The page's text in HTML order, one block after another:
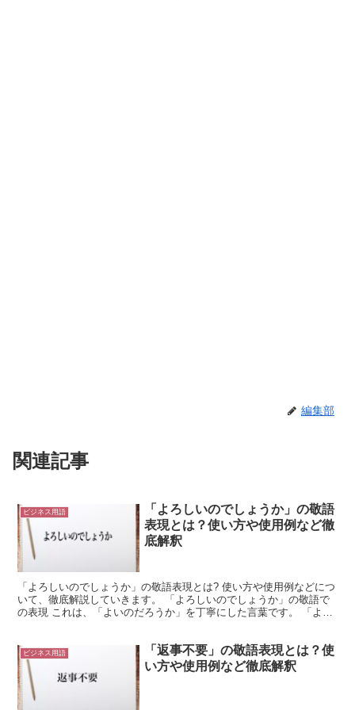
編集部
関連記事
ビジネス用語
「よろしいのでしょうか」の敬語
表現とは？使い方や使用例など徹
底解釈
「よろしいのでしょうか」の敬語表現とは? 使い方や使用例などにつ
いて、徹底解説していきます。 「よろしいのでしょうか」の敬語で
の表現 これは、「よいのだろうか」を丁寧にした言葉です。 「よろ
ビジネス用語
「返事不要」の敬語表現とは？使
い方や使用例など徹底解釈